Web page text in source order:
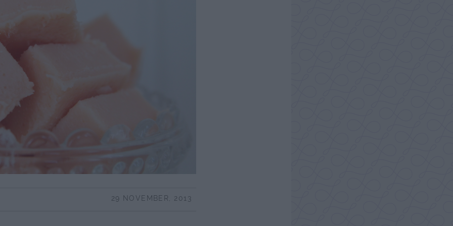
29 NOVEMBER, 2013